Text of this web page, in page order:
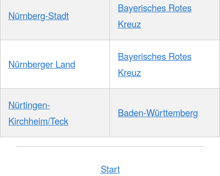
Nürnberg-Stadt
Bayerisches Rotes
Kreuz
Nürnberger Land
Bayerisches Rotes
Kreuz
Nürtingen-
Kirchheim/Teck
Baden-Württemberg
Start